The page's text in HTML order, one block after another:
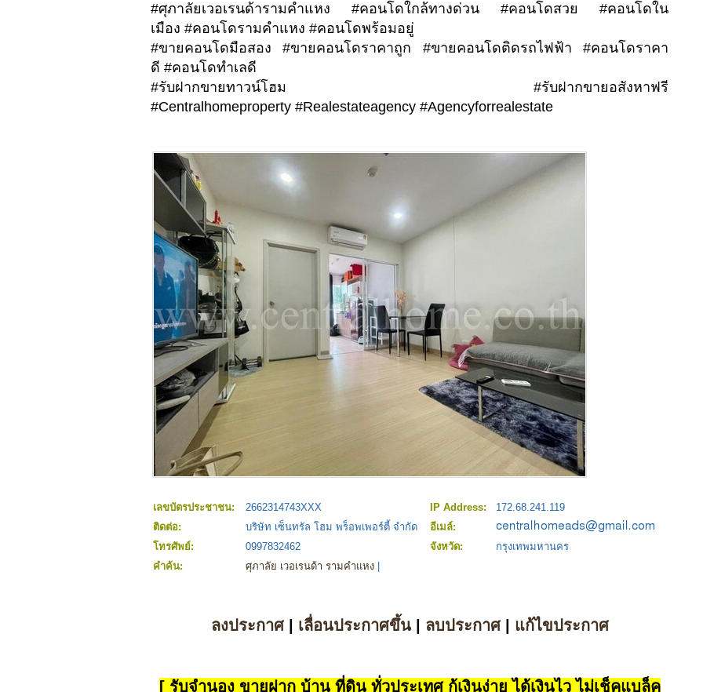
#ศุภาลัยเวอเรนด้ารามคำแหง #คอนโดใกล้ทางด่วน #คอนโดสวย #คอนโดใน
เมือง #คอนโดรามคำแหง #คอนโดพร้อมอยู่
#ขายคอนโดมือสอง #ขายคอนโดราคาถูก #ขายคอนโดติดรถไฟฟ้า #คอนโดราคา
ดี #คอนโดทำเลดี
#รับฝากขายทาวน์โฮม #รับฝากขายอสังหาฟรี
#Centralhomeproperty #Realestateagency #Agencyforrealestate
เลขบัตรประชาชน: 2662314743XXX IP Address:
172.68.241.119
ติดต่อ:
บริษัท เซ็นทรัล โฮม พร็อพเพอร์ตี้ จำกัด
อีเมล์:
โทรศัพย์:
0997832462 จังหวัด:
กรุงเทพมหานคร
คำค้น:
ศุภาลัย เวอเรนด้า รามคำแหง
ลงประกาศ| เลื่อนประกาศขึ้น| ลบประกาศ| แก้ไขประกาศ
[ รับจำนอง ขายฝาก บ้าน ที่ดิน ทั่วประเทศ กู้เงินง่าย ได้เงินไว ไม่เช็คแบล็ค